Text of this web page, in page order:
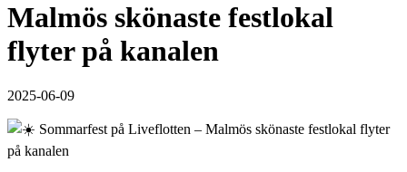
Malmös skönaste festlokal
flyter på kanalen
2025-06-09